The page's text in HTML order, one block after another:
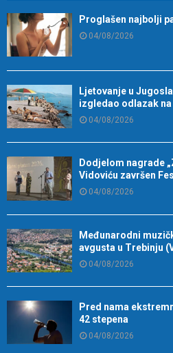
Proglašen najbolji
04/08/2026
Ljetovanje u
izgledao odlazak na
04/08/2026
Dodjelom nagrade
Vidoviću završen
04/08/2026
Međunarodni
avgusta u Trebinju
04/08/2026
Pred nama
42 stepena
04/08/2026